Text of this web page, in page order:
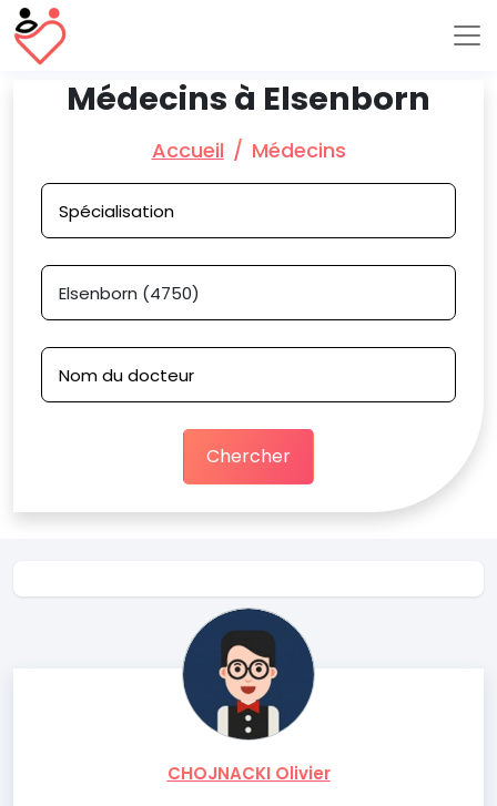
Médecins à Elsenborn
Accueil Médecins
Chercher
CHOJNACKI Olivier